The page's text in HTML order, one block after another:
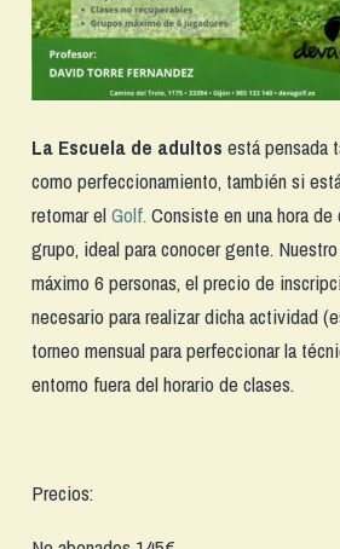
La Escuela de adultos está pensada
como perfeccionamiento, también si
retomar elGolf. Consiste en una hora de
grupo, ideal para conocer gente.
máximo 6 personas, el precio de
necesario para realizar dicha actividad
torneo mensual para perfeccionar la
entorno fuera del horario de clases.
Precios: